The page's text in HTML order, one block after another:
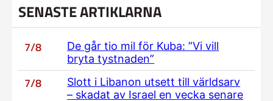
SENASTE ARTIKLARNA
7/8
De går tio mil för Kuba: ”Vi vill
bryta tystnaden”
7/8
Slott i Libanon utsett till världsarv
– skadat av Israel en vecka senare